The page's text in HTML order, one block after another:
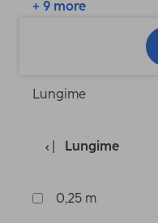
+ 9 more
Lungime
Lungime
0,25 m